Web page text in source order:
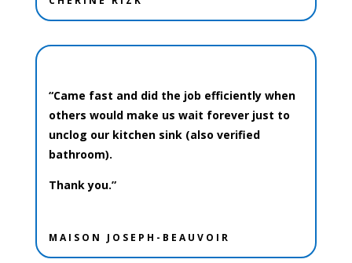
“Came fast and did the job efficiently when
others would make us wait forever just to
unclog our kitchen sink (also verified
bathroom).
Thank you.”
MAISON JOSEPH-BEAUVOIR